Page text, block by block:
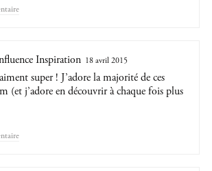
Inspiration 18 avril 2015
super ! J’adore la majorité de ces
(et j’adore en découvrir à chaque fois plus